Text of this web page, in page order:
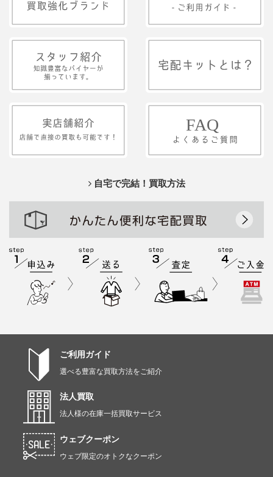
自宅で完結！買取方法
ご利用ガイド
選べる豊富な買取方法をご紹介
法人買取
法人様の在庫一括買取サービス
ウェブクーポン
ウェブ限定のオトクなクーポン